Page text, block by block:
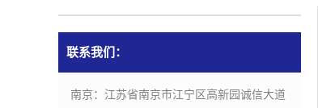
联系我们：
南京：江苏省南京市江宁区高新园诚信大道